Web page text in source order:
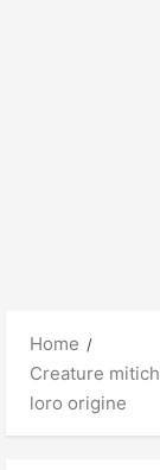
Home
Creature
loro origine